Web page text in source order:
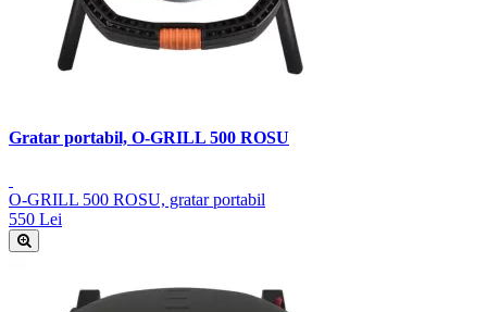
Gratar portabil, O-GRILL 500 ROSU
O-GRILL 500 ROSU, gratar portabil
550 Lei